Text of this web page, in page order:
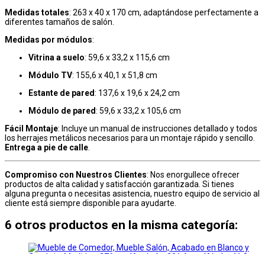
Medidas totales: 263 x 40 x 170 cm, adaptándose perfectamente a
diferentes tamaños de salón.
Medidas por módulos:
Vitrina a suelo: 59,6 x 33,2 x 115,6 cm
Módulo TV: 155,6 x 40,1 x 51,8 cm
Estante de pared: 137,6 x 19,6 x 24,2 cm
Módulo de pared: 59,6 x 33,2 x 105,6 cm
Fácil Montaje: Incluye un manual de instrucciones detallado y todos
los herrajes metálicos necesarios para un montaje rápido y sencillo.
Entrega a pie de calle
Compromiso con Nuestros Clientes: Nos enorgullece ofrecer
productos de alta calidad y satisfacción garantizada. Si tienes
alguna pregunta o necesitas asistencia, nuestro equipo de servicio al
cliente está siempre disponible para ayudarte.
6 otros productos en la misma categoría: